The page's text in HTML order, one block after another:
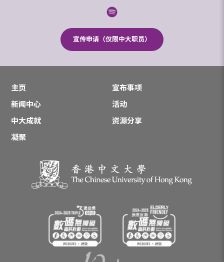
宣传申请（仅限中大职员）
主页
宣布事项
新闻中心
活动
中大成就
资源分享
凝聚